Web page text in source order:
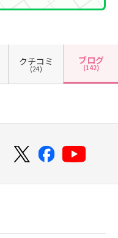
クチコミ
(24)
ブログ
(142)